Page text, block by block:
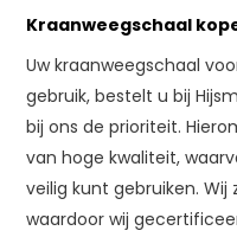
Kraanweegschaal
Uw kraanweegschaal
gebruik, bestelt u bij
bij ons de prioriteit.
van hoge kwaliteit,
veilig kunt gebruiken. Wij
waardoor wij